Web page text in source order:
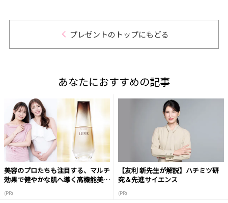
プレゼントのトップにもどる
あなたにおすすめの記事
美容のプロたちも注目する、マルチ
効果で健やかな肌へ導く高機能美容
(PR)
【友利 新先生が解説】ハチミツ研
究＆先進サイエンス
(PR)